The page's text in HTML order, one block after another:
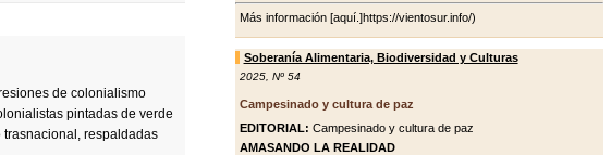
Más información [aquí.]https://vientosur.info/)
Soberanía Alimentaria, Biodiversidad y Culturas
2025, Nº 54
Campesinado y cultura de paz
EDITORIAL: Campesinado y cultura de paz
AMASANDO LA REALIDAD
de colonialismo
pintadas de verde
respaldadas